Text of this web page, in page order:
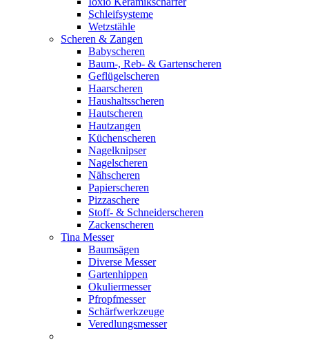
Schleifsysteme
Wetzstähle
Scheren & Zangen
Babyscheren
Baum-, Reb- & Gartenscheren
Geflügelscheren
Haarscheren
Haushaltsscheren
Hautscheren
Hautzangen
Küchenscheren
Nagelknipser
Nagelscheren
Nähscheren
Papierscheren
Pizzaschere
Stoff- & Schneiderscheren
Zackenscheren
Tina Messer
Baumsägen
Diverse Messer
Gartenhippen
Okuliermesser
Pfropfmesser
Schärfwerkzeuge
Veredlungsmesser